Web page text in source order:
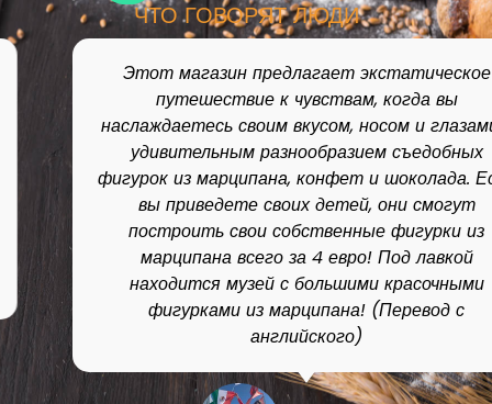
ЧТО ГОВОРЯТ ЛЮДИ
Этот магазин предлагает экстатическое
путешествие к чувствам, когда вы
наслаждаетесь своим вкусом, носом и глазами с
удивительным разнообразием съедобных
фигурок из марципана, конфет и шоколада. Если
вы приведете своих детей, они смогут
построить свои собственные фигурки из
марципана всего за 4 евро! Под лавкой
находится музей с большими красочными
фигурками из марципана! (Перевод с
английского)